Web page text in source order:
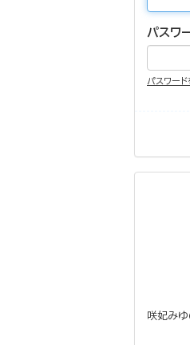
パスワ
パスワー
咲妃みゆ